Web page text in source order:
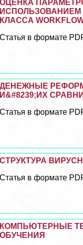
ОЦЕНКА
ИСПОЛЬЗОВАНИЕМ
КЛАССА
Статья в формате
ДЕНЕЖНЫЕ
И&#8239;ИХ
Статья в формате
СТРУКТУРА
Статья в формате
КОМПЬЮТЕРНЫЕ
ОБУЧЕНИЯ